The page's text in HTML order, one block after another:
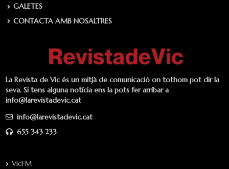
GALETES
CONTACTA AMB NOSALTRES
La Revista de Vic és un mitjà de comunicació on tothom pot dir la
seva. Si tens alguna notícia ens la pots fer arribar a
info@larevistadevic.cat
info@larevistadevic.cat
655 343 233
VicFM